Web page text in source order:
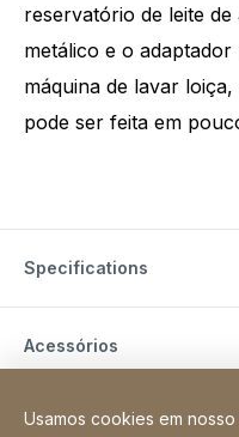
reservatório de leite
metálico e o
máquina de lavar
pode ser feita em
Specifications
Acessórios
Instructions for use and
Usamos cookies em